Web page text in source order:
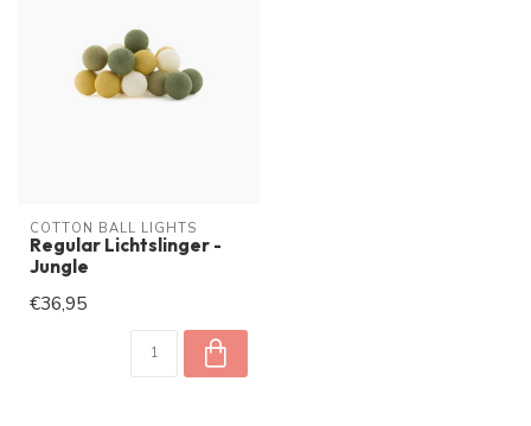
COTTON BALL LIGHTS
Regular Lichtslinger -
Jungle
€36,95